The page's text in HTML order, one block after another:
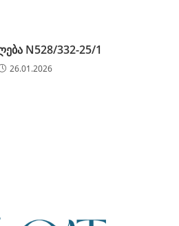
N528/332-25/1
26.01.2026